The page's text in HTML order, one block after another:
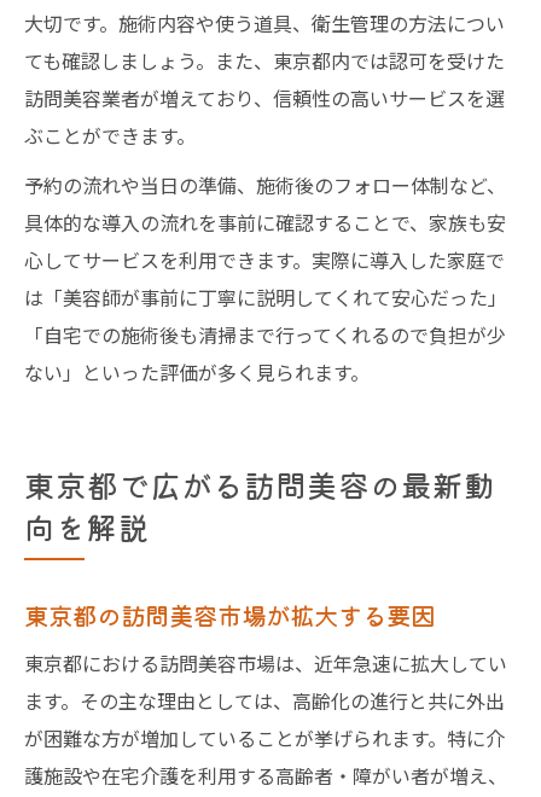
大切です。施術内容や使う道具、衛生管理の方法につい
ても確認しましょう。また、東京都内では認可を受けた
訪問美容業者が増えており、信頼性の高いサービスを選
ぶことができます。
予約の流れや当日の準備、施術後のフォロー体制など、
具体的な導入の流れを事前に確認することで、家族も安
心してサービスを利用できます。実際に導入した家庭で
は「美容師が事前に丁寧に説明してくれて安心だった」
「自宅での施術後も清掃まで行ってくれるので負担が少
ない」といった評価が多く見られます。
東京都で広がる訪問美容の最新動
向を解説
東京都の訪問美容市場が拡大する要因
東京都における訪問美容市場は、近年急速に拡大してい
ます。その主な理由としては、高齢化の進行と共に外出
が困難な方が増加していることが挙げられます。特に介
護施設や在宅介護を利用する高齢者・障がい者が増え、